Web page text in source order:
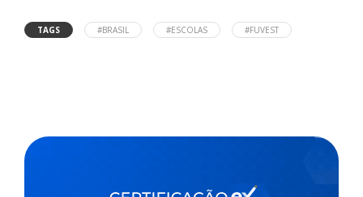
TAGS #BRASIL #ESCOLAS #FUVEST